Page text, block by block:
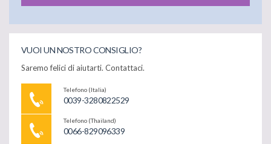
VUOI UN NOSTRO CONSIGLIO?
Saremo felici di aiutarti. Contattaci.
Telefono (Italia)
0039-3280822529
Telefono (Thailand)
0066-829096339